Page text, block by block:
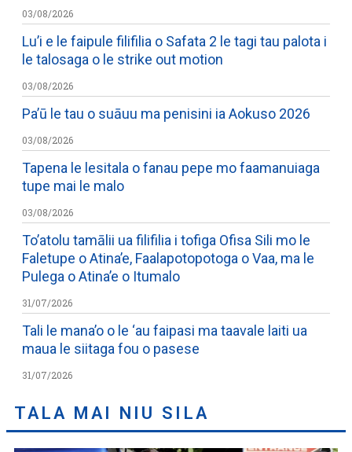
03/08/2026
Lu’i e le faipule filifilia o Safata 2 le tagi tau palota i
le talosaga o le strike out motion
03/08/2026
Pa’ū le tau o suāuu ma penisini ia Aokuso 2026
03/08/2026
Tapena le lesitala o fanau pepe mo faamanuiaga
tupe mai le malo
03/08/2026
To’atolu tamālii ua filifilia i tofiga Ofisa Sili mo le
Faletupe o Atina’e, Faalapotopotoga o Vaa, ma le
Pulega o Atina’e o Itumalo
31/07/2026
Tali le mana’o o le ‘au faipasi ma taavale laiti ua
maua le siitaga fou o pasese
31/07/2026
TALA MAI NIU SILA